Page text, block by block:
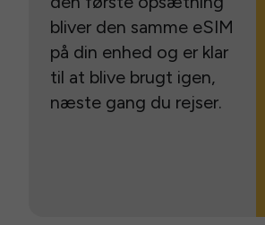
bliver den samme eSIM
på din enhed og er klar
til at blive brugt igen,
næste gang du rejser.